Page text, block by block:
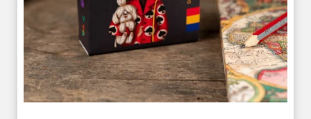
9 Ani
10 Ani
11 - 14 Ani
14+ Ani
Colecția Păcălici
TOATE JOCURILE